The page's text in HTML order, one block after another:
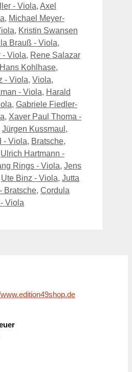
- Viola, Axel
, Michael Meyer-
, Kristin Swansen
Brauß - Viola,
- Viola, Rene Salazar
Kohlhase,
- Viola, Viola,
- Viola, Harald
, Gabriele Fiedler-
, Xaver Paul Thoma -
Jürgen Kussmaul ,
- Viola, Bratsche,
Ulrich Hartmann -
Rings - Viola, Jens
Ute Binz - Viola, Jutta
Bratsche, Cordula
Viola